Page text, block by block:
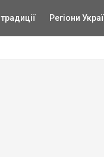
традиції Регіони